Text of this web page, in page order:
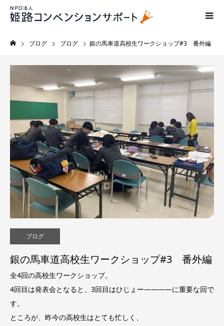
ブログ ブログ 銀の馬車道高校生ワークショップ#3 番外編
ブログ
銀の馬車道高校生ワークショップ#3 番外編
全4回の高校生ワークショップ。
4回目は発表会となると、3回目はひじょー――――に重要な回で
す。
ところが、昨今の高校生はとても忙しく、